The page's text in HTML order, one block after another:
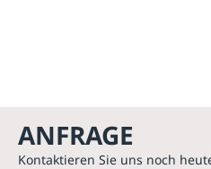
ANFRAGE
Kontaktieren Sie uns noch